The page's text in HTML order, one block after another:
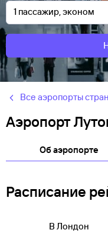
Все аэропорты
Аэропорт
Об аэропорте
Расписание
В Лондон